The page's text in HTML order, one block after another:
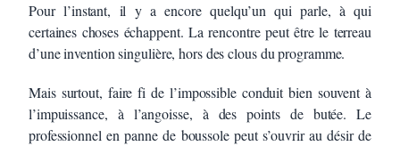
Pour l’instant, il y a encore quelqu’un qui parle, à qui
certaines choses échappent. La rencontre peut être le terreau
d’une invention singulière, hors des clous du programme.
Mais surtout, faire fi de l’impossible conduit bien souvent à
l’impuissance, à l’angoisse, à des points de butée. Le
professionnel en panne de boussole peut s’ouvrir au désir de